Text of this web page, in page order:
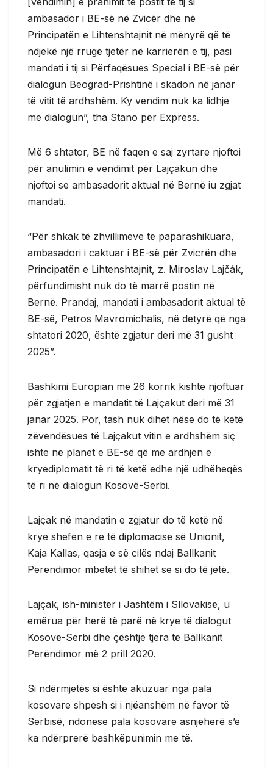
ambasador i BE-së në Zvicër dhe në
Principatën e Lihtenshtajnit në mënyrë që të
ndjekë një rrugë tjetër në karrierën e tij, pasi
mandati i tij si Përfaqësues Special i BE-së për
dialogun Beograd-Prishtinë i skadon në janar
të vitit të ardhshëm. Ky vendim nuk ka lidhje
me dialogun”, tha Stano për Express.
Më 6 shtator, BE në faqen e saj zyrtare njoftoi
për anulimin e vendimit për Lajçakun dhe
njoftoi se ambasadorit aktual në Bernë iu zgjat
mandati.
“Për shkak të zhvillimeve të paparashikuara,
ambasadori i caktuar i BE-së për Zvicrën dhe
Principatën e Lihtenshtajnit, z. Miroslav Lajčák,
përfundimisht nuk do të marrë postin në
Bernë. Prandaj, mandati i ambasadorit aktual të
BE-së, Petros Mavromichalis, në detyrë që nga
shtatori 2020, është zgjatur deri më 31 gusht
2025”.
Bashkimi Europian më 26 korrik kishte njoftuar
për zgjatjen e mandatit të Lajçakut deri më 31
janar 2025. Por, tash nuk dihet nëse do të ketë
zëvendësues të Lajçakut vitin e ardhshëm siç
ishte në planet e BE-së që me ardhjen e
kryediplomatit të ri të ketë edhe një udhëheqës
të ri në dialogun Kosovë-Serbi.
Lajçak në mandatin e zgjatur do të ketë në
krye shefen e re të diplomacisë së Unionit,
Kaja Kallas, qasja e së cilës ndaj Ballkanit
Perëndimor mbetet të shihet se si do të jetë.
Lajçak, ish-ministër i Jashtëm i Sllovakisë, u
emërua për herë të parë në krye të dialogut
Kosovë-Serbi dhe çështje tjera të Ballkanit
Perëndimor më 2 prill 2020.
Si ndërmjetës si është akuzuar nga pala
kosovare shpesh si i njëanshëm në favor të
Serbisë, ndonëse pala kosovare asnjëherë s’e
ka ndërprerë bashkëpunimin me të.